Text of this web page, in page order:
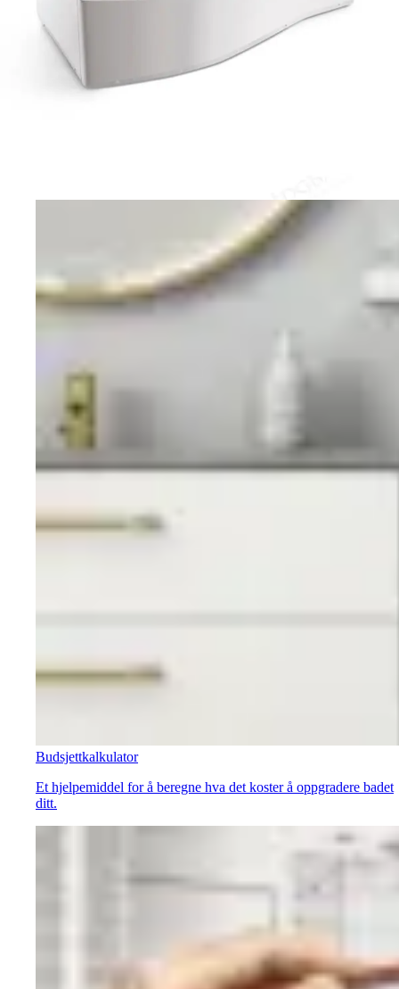
Budsjettkalkulator
Et hjelpemiddel for å beregne hva det koster å oppgradere badet
ditt.